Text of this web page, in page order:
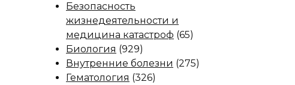
Безопасность
жизнедеятельности и
медицина катастроф (65)
Биология (929)
Внутренние болезни (275)
Гематология (326)